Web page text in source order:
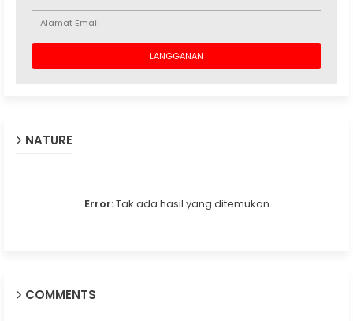
NATURE
Error:Tak ada hasil yang ditemukan
COMMENTS